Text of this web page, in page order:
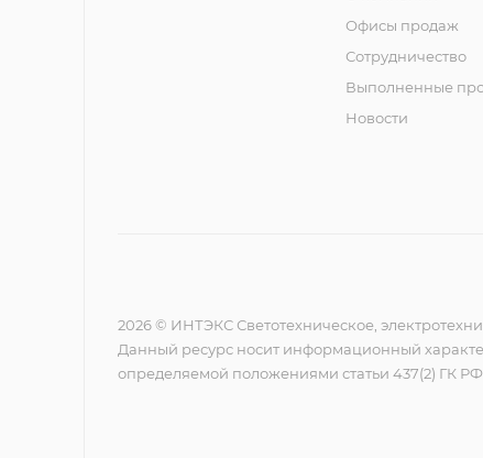
Офисы продаж
Сотрудничество
Выполненные
Новости
2026 © ИНТЭКС Светотехническое,
Данный ресурс носит информационный
определяемой положениями статьи 437(2) ГК РФ.